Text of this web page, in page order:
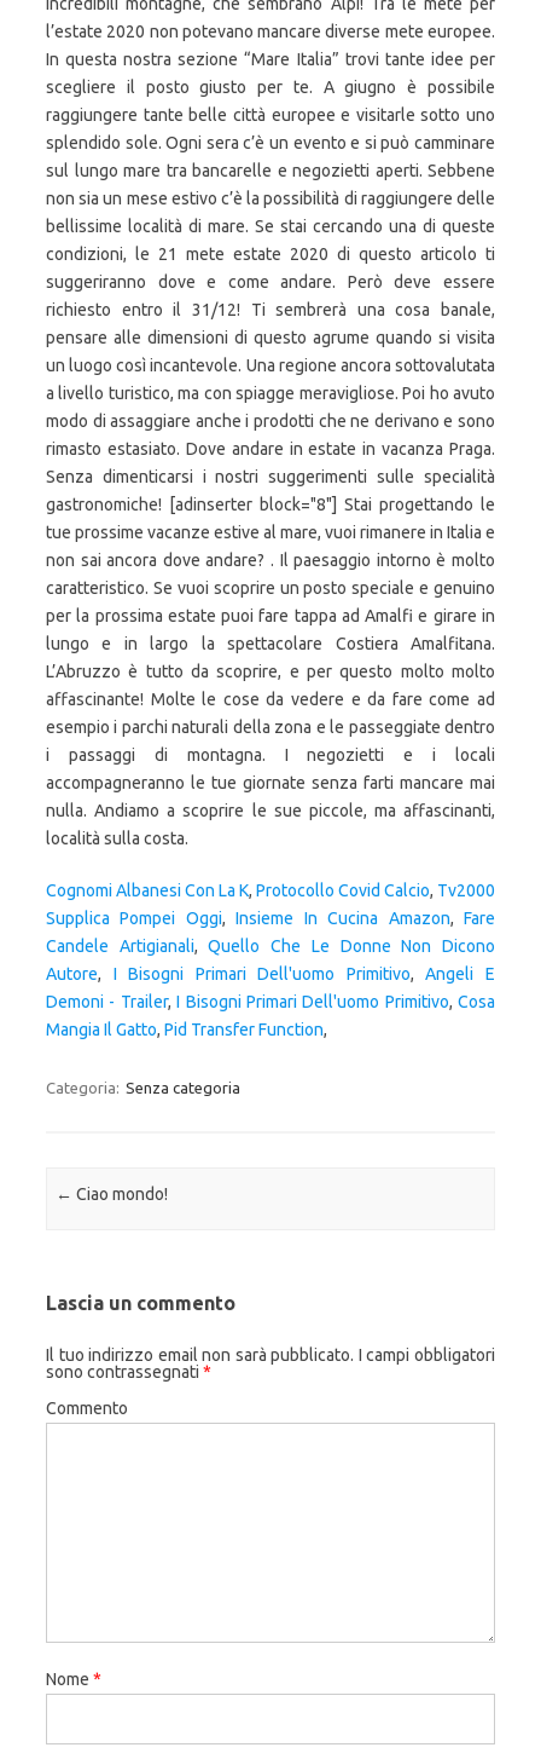
Cognomi Albanesi Con La K, Protocollo Covid Calcio, Tv2000
Supplica Pompei Oggi,Insieme In Cucina Amazon,Fare
Candele Artigianali,Quello Che Le Donne Non Dicono
Autore, I Bisogni Primari Dell'uomo Primitivo,Angeli E
Demoni - Trailer,I Bisogni Primari Dell'uomo Primitivo, Cosa
Mangia Il Gatto, Pid Transfer Function,
Categoria: Senza categoria
Navigazione articolo
← Ciao mondo!
Lascia un commento
Il tuo indirizzo email non sarà pubblicato. I campi obbligatori
sono contrassegnati *
Commento
Nome *